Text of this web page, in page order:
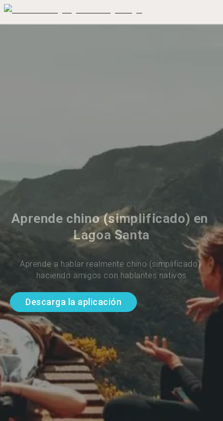
Aprende chino (simplificado) en
Lagoa Santa
Aprende a hablar realmente chino (simplificado)
haciendo amigos con hablantes nativos
Descarga la aplicación